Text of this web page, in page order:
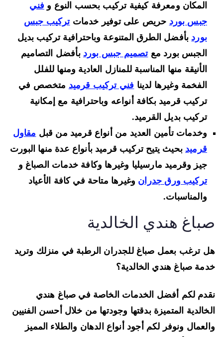
المكان ومعرفة كيفية تركيب بحسب النوع وفني
جبس بوردحريص على توفير خدماتتركيب جبس
بوردبأفضل الطرق المتنوعة وباحترافية تركيب بديل
الجبس بورد مع تصميم جبس بوردبأفضل التصاميم
الأنيقة منها المناسبة للمنازل العادية ومنها للفلل
الفخمة وغيرها لدينافني تركيب قرميد متخصص في
تركيب قرميد بكافة أنواعه وباحترافية مع إمكانية
تركيب بديل القرميد.
وخدمات تأمين العديد من أنواع قرميد من قبلمقاول
قرميد بحيث يتيح تركيب قرميد بأنواع عدة منها البورت
جيز وقرميد مارسيليا وغيرها وكافة خدمات الصباغ و
تركيب ورق جدرانوغيرها متاحة في كافة الأعياد
والمناسبات.
هندي الخالدية
ترغب بعمل صباغ للجدران الرطبة في منزلك وتريد
صباغ هندي الخالدية؟
لكم أفضل الخدمات الخاصة في صباغ هندي
المتميزة بدقتها وجودتها من خلال أحسن الفنيين
ونوفر لكم أجود أنواع الدهان والطلاء المميز